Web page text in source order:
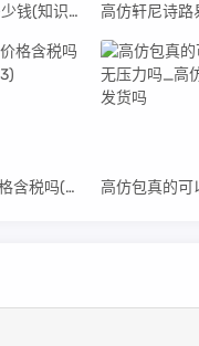
普拉达高仿女包多少钱(知识讲解篇)
新西兰lv官网的价格含税吗(新西兰lv衣服2023)